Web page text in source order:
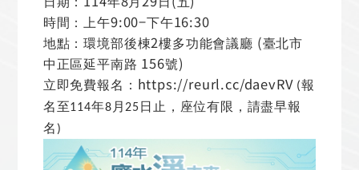
時間：上午9:00−下午16:30
地點：環境部後棟2樓多功能會議廳 (臺北市
中正區延平南路 156號)
立即免費報名： https://reurl.cc/daevRV (報
名至114年8 月 25 日止，座位有限，請盡早報
名 )